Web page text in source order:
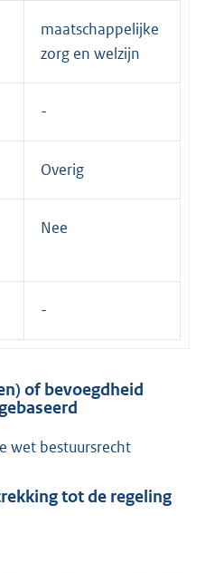
maatschappelijke
zorg en welzijn
Overig
Nee
of bevoegdheid
wet bestuursrecht
tot de regeling